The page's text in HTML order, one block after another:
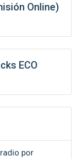
Online)
ECO
por